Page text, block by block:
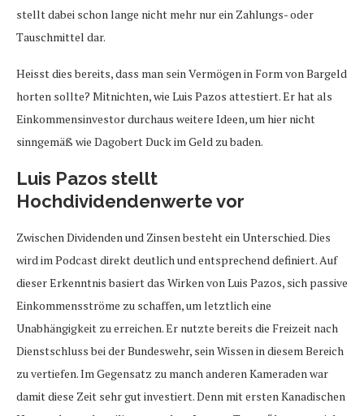
stellt dabei schon lange nicht mehr nur ein Zahlungs- oder
Tauschmittel dar.
Heisst dies bereits, dass man sein Vermögen in Form von Bargeld
horten sollte? Mitnichten, wie Luis Pazos attestiert. Er hat als
Einkommensinvestor durchaus weitere Ideen, um hier nicht
sinngemäß wie Dagobert Duck im Geld zu baden.
Luis Pazos stellt
Hochdividendenwerte vor
Zwischen Dividenden und Zinsen besteht ein Unterschied. Dies
wird im Podcast direkt deutlich und entsprechend definiert. Auf
dieser Erkenntnis basiert das Wirken von Luis Pazos, sich passive
Einkommensströme zu schaffen, um letztlich eine
Unabhängigkeit zu erreichen. Er nutzte bereits die Freizeit nach
Dienstschluss bei der Bundeswehr, sein Wissen in diesem Bereich
zu vertiefen. Im Gegensatz zu manch anderen Kameraden war
damit diese Zeit sehr gut investiert. Denn mit ersten Kanadischen